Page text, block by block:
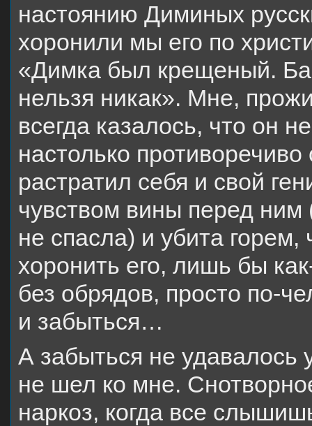
настоянию Диминых
хоронили мы его по
«Димка был крещеный.
нельзя никак». Мне,
всегда казалось, что он
настолько
растратил себя и свой
чувством вины перед ним
не спасла) и убита
хоронить его, лишь бы
без обрядов, просто по-
и забыться…
А забыться не удавалось
не шел ко мне.
наркоз, когда все